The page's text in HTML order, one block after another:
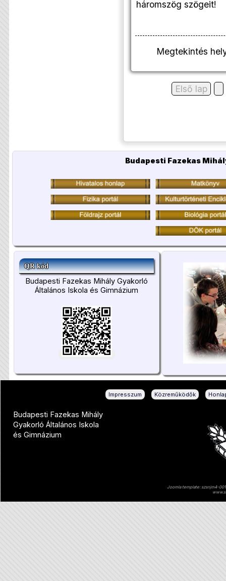
háromszög szögeit!
Megtekintés
Első lap
Budapesti Fazekas
QR kód
Budapesti Fazekas Mihály Gyakorló
Általános Iskola és Gimnázium
Impresszum Közreműködők
Budapesti Fazekas Mihály
Gyakorló Általános Iskola
és Gimnázium
Joomla template: szsnjm4-